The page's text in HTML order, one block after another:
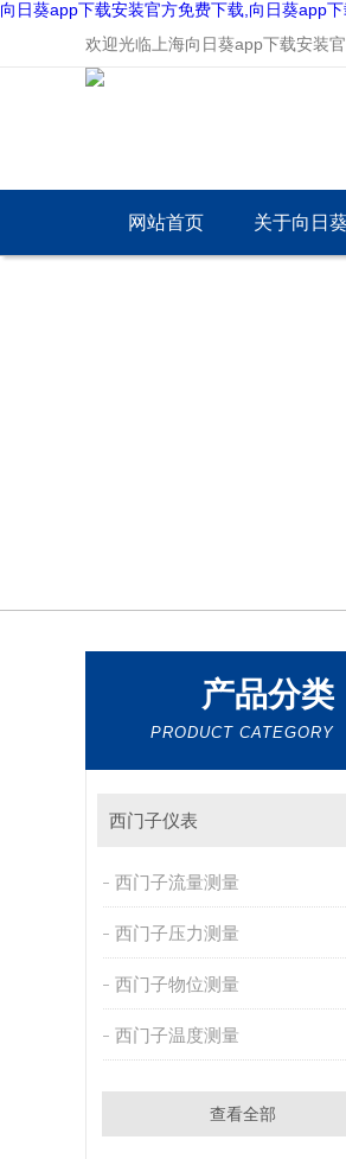
向日葵app下载安装官方免费下载,向日葵app
欢迎光临上海向日葵app下载安装官
网站首页 关于向日
产品分类
PRODUCT CATEGORY
西门子仪表
西门子流量测量
西门子压力测量
西门子物位测量
西门子温度测量
查看全部